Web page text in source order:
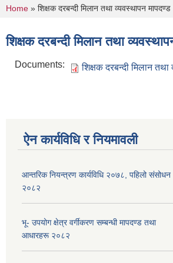
You are here
Home » शिक्षक दरबन्दी मिलान तथा व्यवस्थापन
शिक्षक दरबन्दी मिलान तथा
Documents: शिक्षक दरबन्दी मिलान
ऐन कार्यविधि र नियमावली
आन्तरिक नियन्त्रण कार्यविधि २०७८, पहिलो संसोधन
२०८२
भू- उपयोग क्षेत्र वर्गीकरण सम्बन्धी मापदण्ड तथा
आधारहरू २०८२